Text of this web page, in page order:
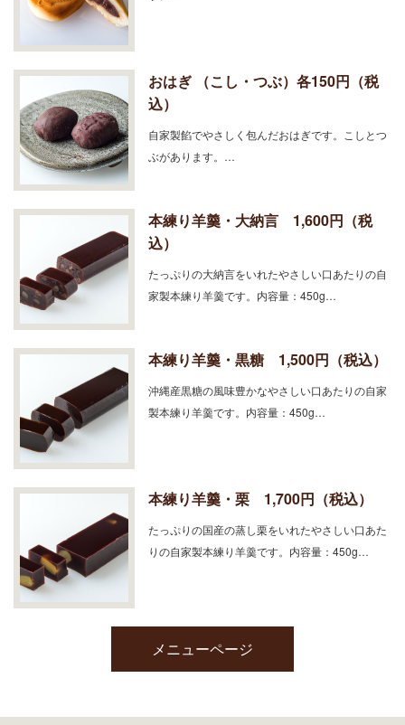
おはぎ （こし・つぶ）各150円（税
込）
自家製餡でやさしく包んだおはぎです。こしとつ
ぶがあります。…
本練り羊羹・大納言 1,600円（税
込）
たっぷりの大納言をいれたやさしい口あたりの自
家製本練り羊羹です。内容量：450g…
本練り羊羹・黒糖 1,500円（税込）
沖縄産黒糖の風味豊かなやさしい口あたりの自家
製本練り羊羹です。内容量：450g…
本練り羊羹・栗 1,700円（税込）
たっぷりの国産の蒸し栗をいれたやさしい口あた
りの自家製本練り羊羹です。内容量：450g…
メニューページ